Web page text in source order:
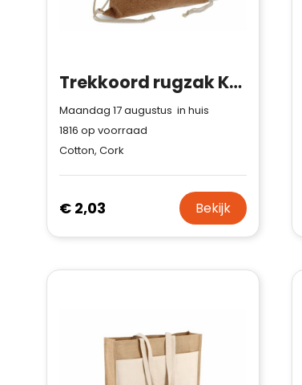
Trekkoord rugzak Kurk met katoenen koord 38x41cm
Maandag 17 augustus in huis
1816 op voorraad
Cotton, Cork
€ 2,03 Bekijk
Trustindex-certificaat.